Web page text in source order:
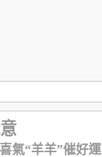
喜氣“羊羊”催好運